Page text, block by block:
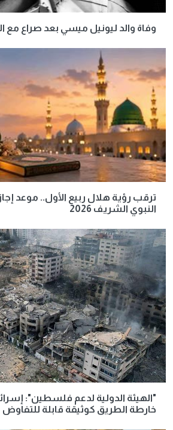
وفاة والد ليونيل ميسي بعد صراع مع
ترقب رؤية هلال ربيع الأول.. موعد
النبوي الشريف 2026
"الهيئة الدولية لدعم فلسطين":
خارطة الطريق كوثيقة قابلة للتفاوض